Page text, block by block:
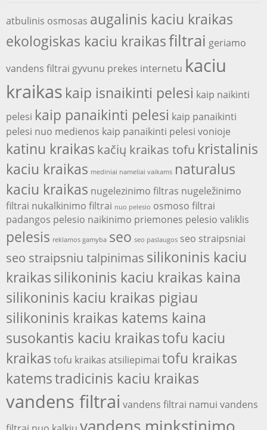
atbulinis osmosas augalinis kaciu kraikas
ekologiskas kaciu kraikasfiltrai geriamo
vandens filtrai gyvunu prekes internetu kaciu
kraikas kaip isnaikinti pelesi kaip naikinti
pelesi kaip panaikinti pelesi kaip panaikinti
pelesi nuo medienos kaip panaikinti pelesi vonioje
katinu kraikas kačių kraikas tofu kristalinis
kaciu kraikas mediniai nameliai vaikams naturalus
kaciu kraikas nugelezinimo filtras nugeležinimo
filtrai nukalkinimo filtrai nuo pelesio osmoso filtrai
padangos pelesio naikinimo priemones pelesio valiklis
pelesis reklamos gamyba seo seo paslaugos seo straipsniai
seo straipsniu talpinimas silikoninis kaciu
kraikassilikoninis kaciu kraikas kaina
silikoninis kaciu kraikas pigiau
silikoninis kraikas katems kaina
susokantis kaciu kraikastofu kaciu
kraikas tofu kraikas atsiliepimai tofu kraikas
katemstradicinis kaciu kraikas
vandens filtrai vandens filtrai namui vandens